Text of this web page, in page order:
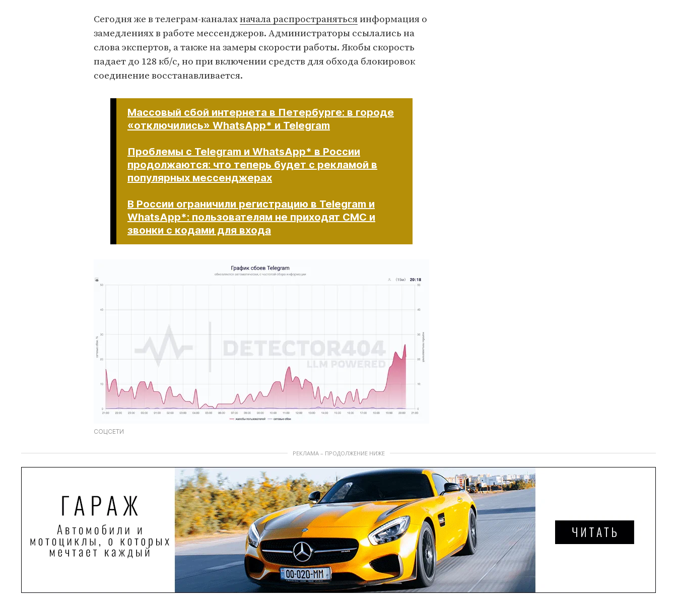
Сегодня же в телеграм-каналахначала распространятьсяинформация о
замедлениях в работе мессенджеров. Администраторы ссылались на
слова экспертов, а также на замеры скорости работы. Якобы скорость
падает до 128 кб/с, но при включении средств для обхода блокировок
соединение восстанавливается.
Массовый сбой интернета в Петербурге: в городе
«отключились» WhatsApp* и Telegram
Проблемы с Telegram и WhatsApp* в России
продолжаются: что теперь будет с рекламой в
популярных мессенджерах
В России ограничили регистрацию в Telegram и
WhatsApp*: пользователям не приходят СМС и
звонки с кодами для входа​​​​​​​
СОЦСЕТИ
РЕКЛАМА – ПРОДОЛЖЕНИЕ НИЖЕ